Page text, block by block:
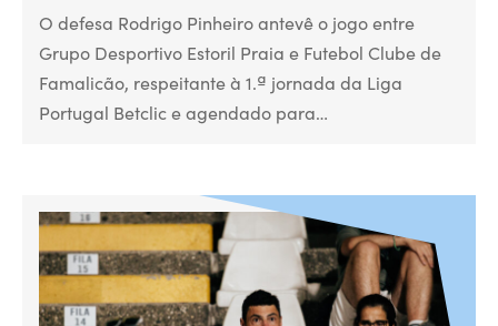
O defesa Rodrigo Pinheiro antevê o jogo entre
Grupo Desportivo Estoril Praia e Futebol Clube de
Famalicão, respeitante à 1.ª jornada da Liga
Portugal Betclic e agendado para…